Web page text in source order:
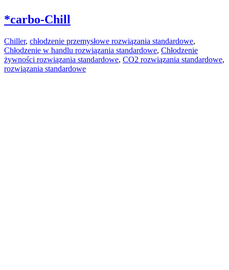
*carbo-Chill
Chiller, chłodzenie przemysłowe rozwiązania standardowe,
Chłodzenie w handlu rozwiązania standardowe, Chłodzenie
żywności rozwiązania standardowe, CO2 rozwiązania standardowe,
rozwiązania standardowe